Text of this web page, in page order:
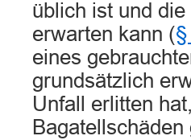
üblich ist und
erwarten kann (
eines
grundsätzlich
Unfall erlitten